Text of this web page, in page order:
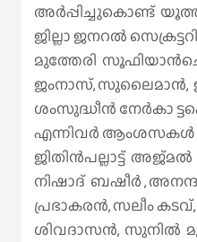
അർപ്പിച്ചുകൊണ്ട്
ജില്ലാ ജനറൽ
മുത്തേരി
ജംനാസ്, സുലൈമാൻ,
ശംസുദ്ധീൻ നേർകാ
എന്നിവർ ആംശസകൾ
ജിതിൻപല്ലാട്ട്
നിഷാദ് ബഷീർ ,
പ്രഭാകരൻ, സലീം
ശിവദാസൻ, സുനിൽ